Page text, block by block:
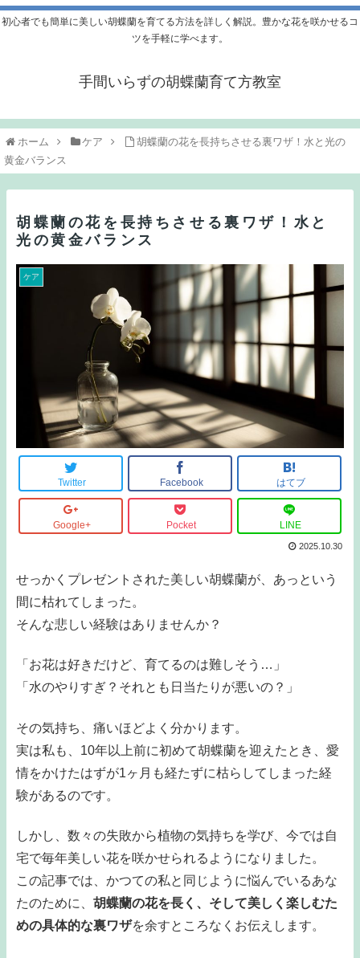
初心者でも簡単に美しい胡蝶蘭を育てる方法を詳しく解説。豊かな花を咲かせるコ
ツを手軽に学べます。
手間いらずの胡蝶蘭育て方教室
ホーム ケア
胡蝶蘭の花を長持ちさせる裏ワザ！水と光の
黄金バランス
胡蝶蘭の花を長持ちさせる裏ワザ！水と
光の黄金バランス
ケア
Twitter Facebook はてブ
Google+ Pocket LINE
2025.10.30
せっかくプレゼントされた美しい胡蝶蘭が、あっという
間に枯れてしまった。
そんな悲しい経験はありませんか？
「お花は好きだけど、育てるのは難しそう…」
「水のやりすぎ？それとも日当たりが悪いの？」
その気持ち、痛いほどよく分かります。
実は私も、10年以上前に初めて胡蝶蘭を迎えたとき、愛
情をかけたはずが1ヶ月も経たずに枯らしてしまった経
験があるのです。
しかし、数々の失敗から植物の気持ちを学び、今では自
宅で毎年美しい花を咲かせられるようになりました。
この記事では、かつての私と同じように悩んでいるあな
たのために、 胡蝶蘭の花を長く、そして美しく楽しむた
めの具体的な裏ワザを余すところなくお伝えします。